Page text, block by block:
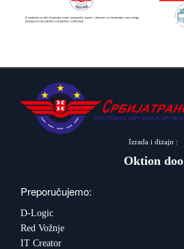
Izrada i dizajn :
Oktion doo
Preporučujemo:
D-Logic
Red Vožnje
IT Creator